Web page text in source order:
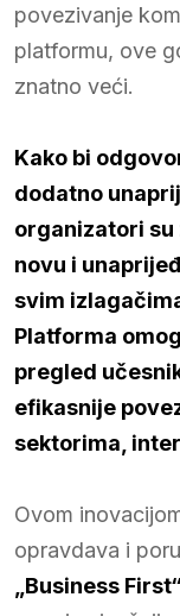
povezivanje
platformu, ove
znatno veći.
Kako bi
dodatno
organizatori
novu i
svim
Platforma
pregled
efikasnije
sektorima,
Ovom
opravdava i
„Business First“